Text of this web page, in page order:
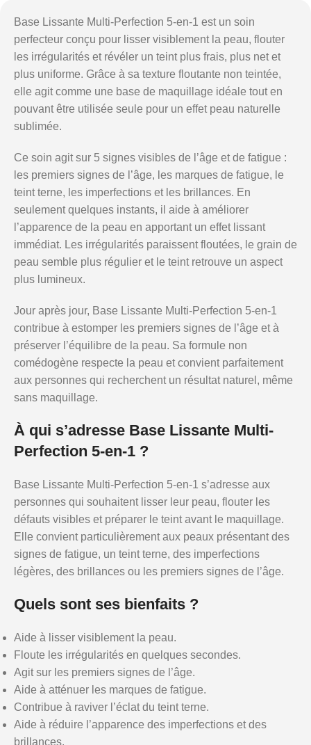
Base Lissante Multi-Perfection 5-en-1 est un soin
perfecteur conçu pour lisser visiblement la peau, flouter
les irrégularités et révéler un teint plus frais, plus net et
plus uniforme. Grâce à sa texture floutante non teintée,
elle agit comme une base de maquillage idéale tout en
pouvant être utilisée seule pour un effet peau naturelle
sublimée.
Ce soin agit sur 5 signes visibles de l’âge et de fatigue :
les premiers signes de l’âge, les marques de fatigue, le
teint terne, les imperfections et les brillances. En
seulement quelques instants, il aide à améliorer
l’apparence de la peau en apportant un effet lissant
immédiat. Les irrégularités paraissent floutées, le grain de
peau semble plus régulier et le teint retrouve un aspect
plus lumineux.
Jour après jour, Base Lissante Multi-Perfection 5-en-1
contribue à estomper les premiers signes de l’âge et à
préserver l’équilibre de la peau. Sa formule non
comédogène respecte la peau et convient parfaitement
aux personnes qui recherchent un résultat naturel, même
sans maquillage.
À qui s’adresse Base Lissante Multi-
Perfection 5-en-1 ?
Base Lissante Multi-Perfection 5-en-1 s’adresse aux
personnes qui souhaitent lisser leur peau, flouter les
défauts visibles et préparer le teint avant le maquillage.
Elle convient particulièrement aux peaux présentant des
signes de fatigue, un teint terne, des imperfections
légères, des brillances ou les premiers signes de l’âge.
Quels sont ses bienfaits ?
Aide à lisser visiblement la peau.
Floute les irrégularités en quelques secondes.
Agit sur les premiers signes de l’âge.
Aide à atténuer les marques de fatigue.
Contribue à raviver l’éclat du teint terne.
Aide à réduire l’apparence des imperfections et des
brillances.